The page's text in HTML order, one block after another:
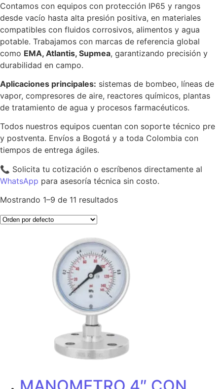
Contamos con equipos con protección IP65 y rangos
desde vacío hasta alta presión positiva, en materiales
compatibles con fluidos corrosivos, alimentos y agua
potable. Trabajamos con marcas de referencia global
como EMA, Atlantis, Supmea, garantizando precisión y
durabilidad en campo.
Aplicaciones principales: sistemas de bombeo, líneas de
vapor, compresores de aire, reactores químicos, plantas
de tratamiento de agua y procesos farmacéuticos.
Todos nuestros equipos cuentan con soporte técnico pre
y postventa. Envíos a Bogotá y a toda Colombia con
tiempos de entrega ágiles.
📞 Solicita tu cotización o escríbenos directamente al
WhatsApp para asesoría técnica sin costo.
Mostrando 1–9 de 11 resultados